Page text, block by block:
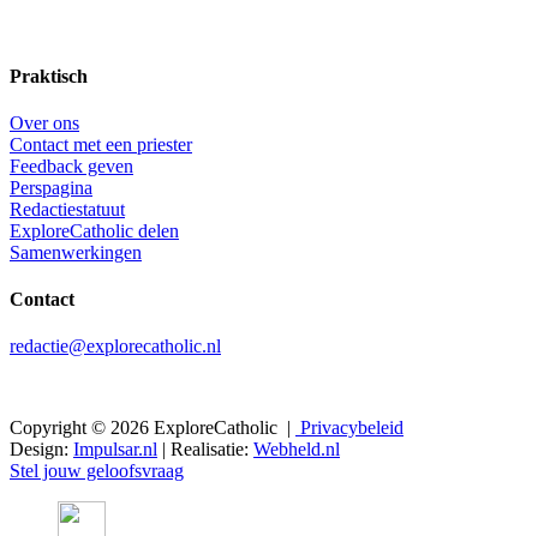
Praktisch
Over ons
Contact met een priester
Feedback geven
Perspagina
Redactiestatuut
ExploreCatholic delen
Samenwerkingen
Contact
redactie@explorecatholic.nl
Copyright © 2026 ExploreCatholic | Privacybeleid
Design: Impulsar.nl | Realisatie: Webheld.nl
Stel jouw geloofsvraag